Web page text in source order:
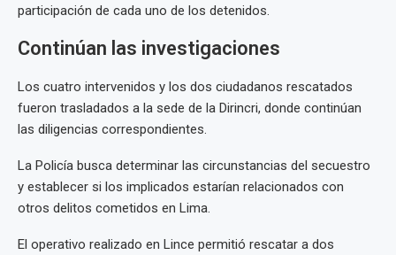
participación de cada uno de los detenidos.
Continúan las investigaciones
Los cuatro intervenidos y los dos ciudadanos rescatados
fueron trasladados a la sede de la Dirincri, donde continúan
las diligencias correspondientes.
La Policía busca determinar las circunstancias del secuestro
y establecer si los implicados estarían relacionados con
otros delitos cometidos en Lima.
El operativo realizado en Lince permitió rescatar a dos